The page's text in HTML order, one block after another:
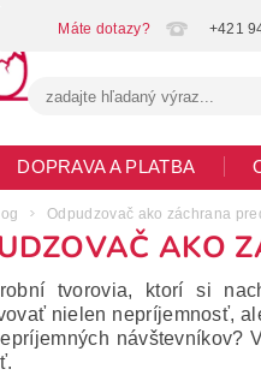
+421
DOPRAVA A PLATBA
MOJA OBJEDNÁVKA
Odpudzovač ako záchrana
AKO
tvorovia, ktorí si
nielen nepríjemnosť,
návštevníkov?